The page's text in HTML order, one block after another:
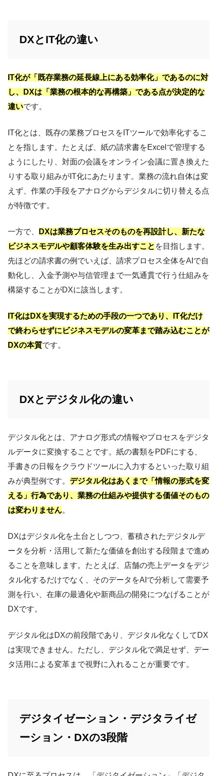
DXとIT化の違い
IT化が「既存業務の延長線上にある効率化」であるのに対
し、DXは「業務の根本的な再構築」である点が決定的な
違いです。
IT化とは、既存の業務プロセスをITツールで効率化するこ
とを指します。たとえば、紙の請求書をExcelで管理する
ようにしたり、対面の会議をオンライン会議に置き換えた
りする取り組みがIT化にあたります。業務の流れ自体は変
えず、作業の手段をアナログからデジタルに切り替える点
が特徴です。
一方で、
DXは業務プロセスそのものを再設計し、新たな
ビジネスモデルや顧客体験を生み出すこと を目指します。
先ほどの請求書の例でいえば、請求プロセス全体をAIで自
動化し、入金予測や与信管理まで一気通貫で行う仕組みを
構築することがDXに該当します。
IT化はDXを実現するための手段の一つであり、IT化だけ
で終わらせずにビジネスモデルの変革まで踏み込むことが
DXの本質です。
DXとデジタル化の違い
デジタル化とは、アナログ形式の情報やプロセスをデジタ
ルデータに変換することです。紙の書類をPDFにする、
手書きの日報をクラウドツールに入力するといった取り組
みが典型例です。 デジタル化はあくまで「情報の形式を変
える」行為であり、業務の仕組みや提供する価値そのもの
は変わりません。
DXはデジタル化を土台としつつ、蓄積されたデジタルデ
ータを分析・活用して新たな価値を創出する段階まで進め
ることを意味します。たとえば、店舗の売上データをデジ
タル化するだけでなく、そのデータをAIで分析して需要予
測を行い、在庫の最適化や新商品の開発につなげることが
DXです。
デジタル化はDXの前段階であり、デジタル化なくしてDX
は実現できません。ただし、デジタル化で満足せず、デー
タ活用による変革まで視野に入れることが重要です。
デジタイゼーション・デジタライゼ
ーション・DXの3段階